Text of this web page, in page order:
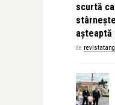
scurtă
așteaptă
de